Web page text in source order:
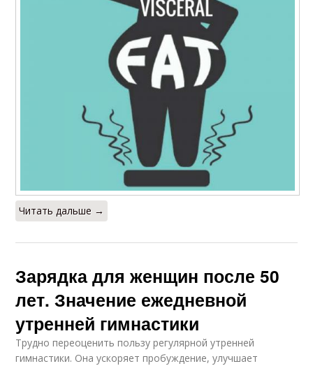
Читать дальше →
Зарядка для женщин после 50
лет. Значение ежедневной
утренней гимнастики
Трудно переоценить пользу регулярной утренней
гимнастики. Она ускоряет пробуждение, улучшает